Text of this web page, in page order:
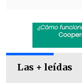
Por su parte,
Tomlinson no
Las + leídas